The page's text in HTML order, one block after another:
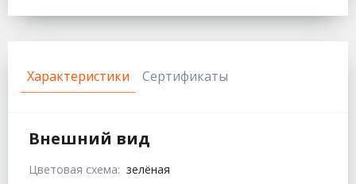
Характеристики Сертификаты
Внешний вид
Цветовая схема: зелёная